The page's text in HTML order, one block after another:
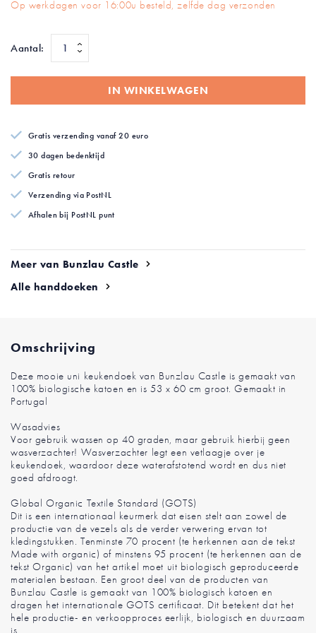
van
afbeeldingen-
gallerij
Op werkdagen voor 16:00u besteld, zelfde dag verzonden
Aantal:
IN WINKELWAGEN
Gratis verzending vanaf 20 euro
30 dagen bedenktijd
Gratis retour
Verzending via PostNL
Afhalen bij PostNL punt
Meer van Bunzlau Castle
Alle handdoeken
Omschrijving
Deze mooie uni keukendoek van Bunzlau Castle is gemaakt van
100% biologische katoen en is 53 x 60 cm groot. Gemaakt in
Portugal
Wasadvies
Voor gebruik wassen op 40 graden, maar gebruik hierbij geen
wasverzachter! Wasverzachter legt een vetlaagje over je
keukendoek, waardoor deze waterafstotend wordt en dus niet
goed afdroogt.
Global Organic Textile Standard (GOTS)
Dit is een internationaal keurmerk dat eisen stelt aan zowel de
productie van de vezels als de verder verwering ervan tot
kledingstukken. Tenminste 70 procent (te herkennen aan de tekst
Made with organic) of minstens 95 procent (te herkennen aan de
tekst Organic) van het artikel moet uit biologisch geproduceerde
materialen bestaan. Een groot deel van de producten van
Bunzlau Castle is gemaakt van 100% biologisch katoen en
dragen het internationale GOTS certificaat. Dit betekent dat het
hele productie- en verkoopproces eerlijk, biologisch en duurzaam
is.